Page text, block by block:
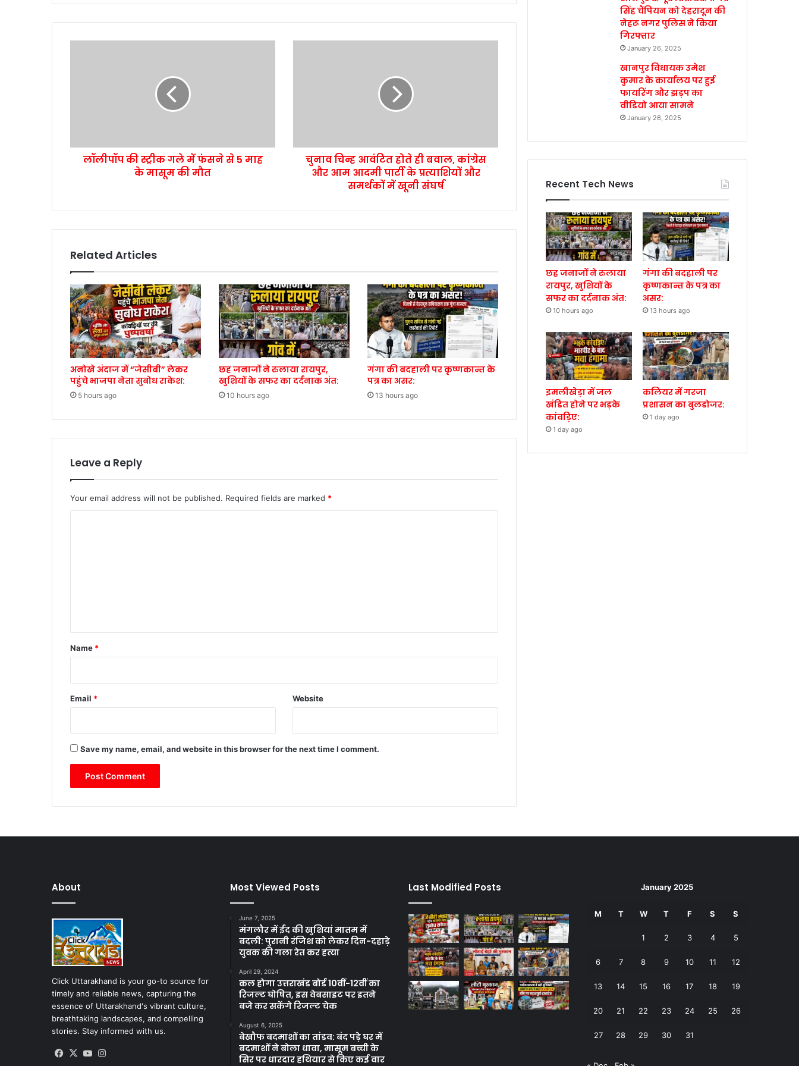
लॉलीपॉप की स्ट्रीक गले में फंसने से 5 माह
के मासूम की मौत
चुनाव चिन्ह आवंटित होते ही बवाल, कांग्रेस
और आम आदमी पार्टी के प्रत्याशियों और
समर्थकों में खूनी संघर्ष
Related Articles
अनोखे अंदाज में “जेसीबी” लेकर
पहुंचे भाजपा नेता सुबोध राकेश:
5 hours ago
छह जनाजों ने रुलाया रायपुर,
खुशियों के सफर का दर्दनाक अंत:
10 hours ago
गंगा की बदहाली पर कृष्णकान्त के
पत्र का असर:
13 hours ago
Leave a Reply
Your email address will not be published. Required fields are marked *
*
Name *
Email * Website
Save my name, email, and website in this browser for the next time I comment.
सिंह चैंपियन को देहरादून की
नेहरू नगर पुलिस ने किया
गिरफ्तार
January 26, 2025
खानपुर विधायक उमेश
कुमार के कार्यालय पर हुई
फायरिंग और झड़प का
वीडियो आया सामने
January 26, 2025
Recent Tech News
छह जनाजों ने रुलाया
रायपुर, खुशियों के
सफर का दर्दनाक अंत:
10 hours ago
गंगा की बदहाली पर
कृष्णकान्त के पत्र का
असर:
13 hours ago
इमलीखेड़ा में जल
खंडित होने पर भड़के
कांवड़िए:
1 day ago
कलियर में गरजा
प्रशासन का बुलडोजर:
1 day ago
About
Click Uttarakhand is your go-to source for
timely and reliable news, capturing the
essence of Uttarakhand's vibrant culture,
breathtaking landscapes, and compelling
stories. Stay informed with us.
Facebook
X YouTube
Most Viewed Posts
June 7, 2025
मंगलौर में ईद की खुशियां मातम में
बदली: पुरानी रंजिश को लेकर दिन-दहाड़े
युवक की गला रेत कर हत्या
April 29, 2024
कल होगा उत्तराखंड बोर्ड 10वीं-12वीं का
रिजल्ट घोषित, इस वेबसाइट पर इतने
बजे कर सकेंगे रिजल्ट चेक
August 6, 2025
बेखौफ बदमाशों का तांडव: बंद पड़े घर में
बदमाशों ने बोला धावा, मासूम बच्ची के
सिर पर धारदार हथियार से किए कई वार
Last Modified Posts January 2025
M T W T F S S
1 2 3 4 5
6 7 8 9 10 11 12
13 14 15 16 17 18 19
20 21 22 23 24 25 26
27 28 29 30 31